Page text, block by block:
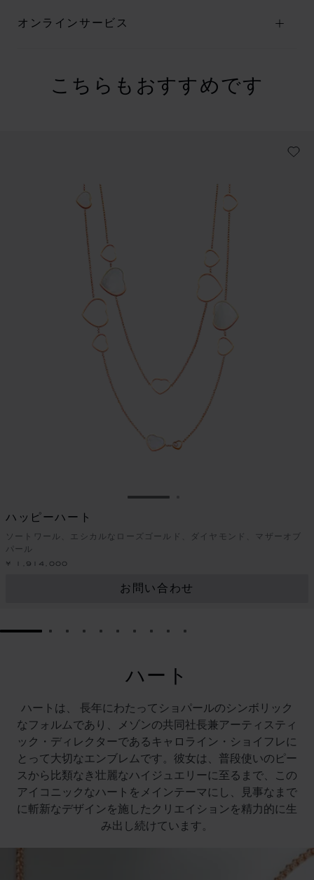
オンラインサービス
こちらもおすすめです
スライドに移動 1
ハッピーハート
ソートワール、エシカルなローズゴールド、ダイヤモンド、マザーオブ
パール
¥ 1,914,000
お問い合わせ
GO TO SLIDE 1GO TO SLIDE 2
GO TO SLIDE 3
GO TO SLIDE 4
GO TO SLIDE 5
GO TO SLIDE 6
GO TO SLIDE 7
GO TO SLIDE 8
GO TO SLIDE 9
GO TO SLIDE 10
ハート
ハートは、 長年にわたってショパールのシンボリック
なフォルムであり、メゾンの共同社長兼アーティスティ
ック・ディレクターであるキャロライン・ショイフレに
とって大切なエンブレムです。彼女は、普段使いのピー
スから比類なき壮麗なハイジュエリーに至るまで、この
アイコニックなハートをメインテーマにし、見事なまで
に斬新なデザインを施したクリエイションを精力的に生
み出し続けています。